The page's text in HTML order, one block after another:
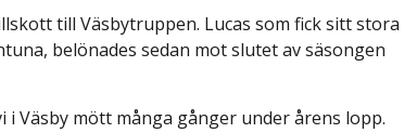
till Väsbytruppen. Lucas som fick sitt stora
belönades sedan mot slutet av säsongen
Väsby mött många gånger under årens lopp.